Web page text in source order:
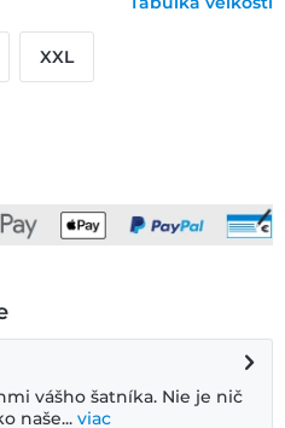
XXL
vášho šatníka. Nie je nič
naše... viac